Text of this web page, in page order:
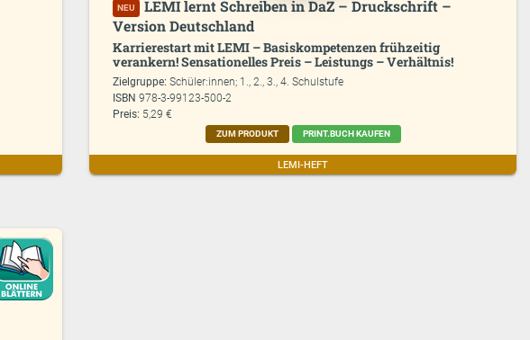
NEU
LEMI lernt Schreiben in DaZ – Druckschrift –
Version Deutschland
Karrierestart mit LEMI – Basiskompetenzen frühzeitig
verankern! Sensationelles Preis – Leistungs – Verhältnis!
Zielgruppe:Schüler:innen; 1., 2., 3., 4. Schulstufe
ISBN978-3-99123-500-2
Preis: 5,29 €
ZUM PRODUKT PRINT.BUCH KAUFEN
LEMI-HEFT